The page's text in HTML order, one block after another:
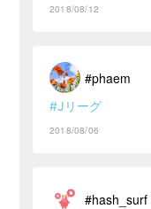
2018/08/12
#phaem
#Jリーグ
2018/08/06
#hash_surf